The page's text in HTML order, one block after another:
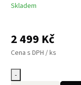
Skladem
2 499 Kč
Cena s DPH / ks
-